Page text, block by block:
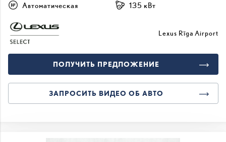
Автоматическая 135 кВт
Lexus Rīga Airport
ПОЛУЧИТЬ ПРЕДЛОЖЕНИЕ
ЗАПРОСИТЬ ВИДЕО ОБ АВТО